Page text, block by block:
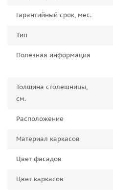
Гарантийный срок, мес.
Тип
Полезная информация
Толщина столешницы,
см.
Расположение
Материал каркасов
Цвет фасадов
Цвет каркасов